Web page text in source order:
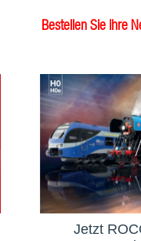
Bestellen Sie ihre
Jetzt